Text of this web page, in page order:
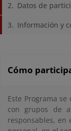
Datos de
Información y
Cómo
Este Programa
con grupos de
responsables, en